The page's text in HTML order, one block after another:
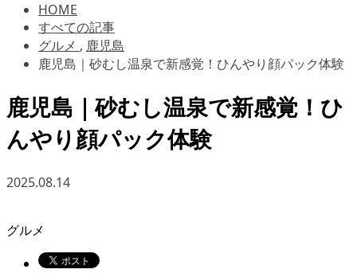
HOME
すべての記事
グルメ , 鹿児島
鹿児島｜砂むし温泉で新感覚！ひんやり顔パック体験
鹿児島｜砂むし温泉で新感覚！ひ
んやり顔パック体験
2025.08.14
グルメ